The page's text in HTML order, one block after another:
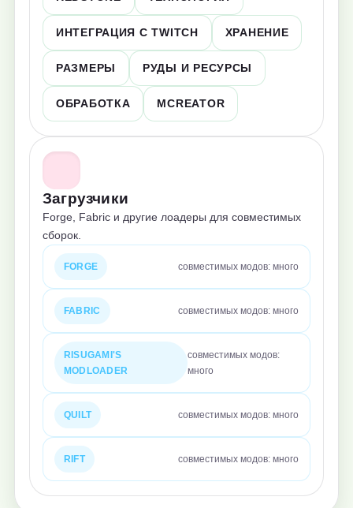
ИНТЕГРАЦИЯ С TWITCH ХРАНЕНИЕ
РАЗМЕРЫ РУДЫ И РЕСУРСЫ
ОБРАБОТКА MCREATOR
Загрузчики
Forge, Fabric и другие лоадеры для совместимых
сборок.
FORGE совместимых модов: много
FABRIC совместимых модов: много
RISUGAMI'S
MODLOADER
совместимых модов:
много
QUILT совместимых модов: много
RIFT совместимых модов: много